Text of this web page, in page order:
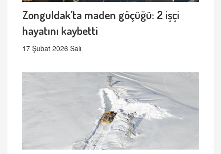
Zonguldak’ta maden göçüğü: 2 işçi
hayatını kaybetti
17 Şubat 2026 Salı